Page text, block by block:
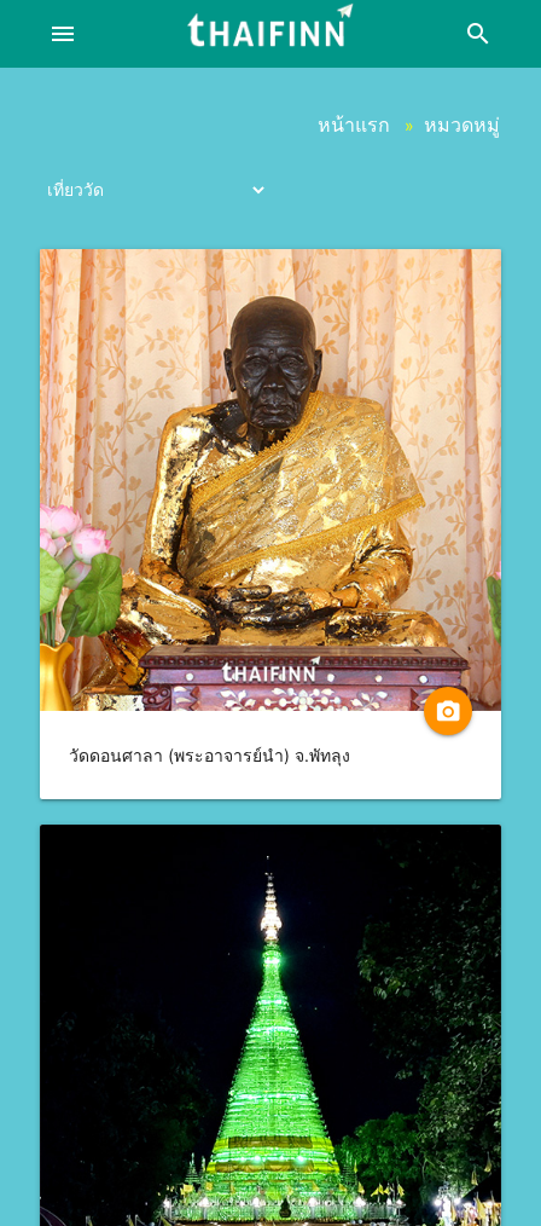
menu search
หน้าแรก » หมวดหมู่
camera_alt
วัดดอนศาลา (พระอาจารย์นำ) จ.พัทลุง